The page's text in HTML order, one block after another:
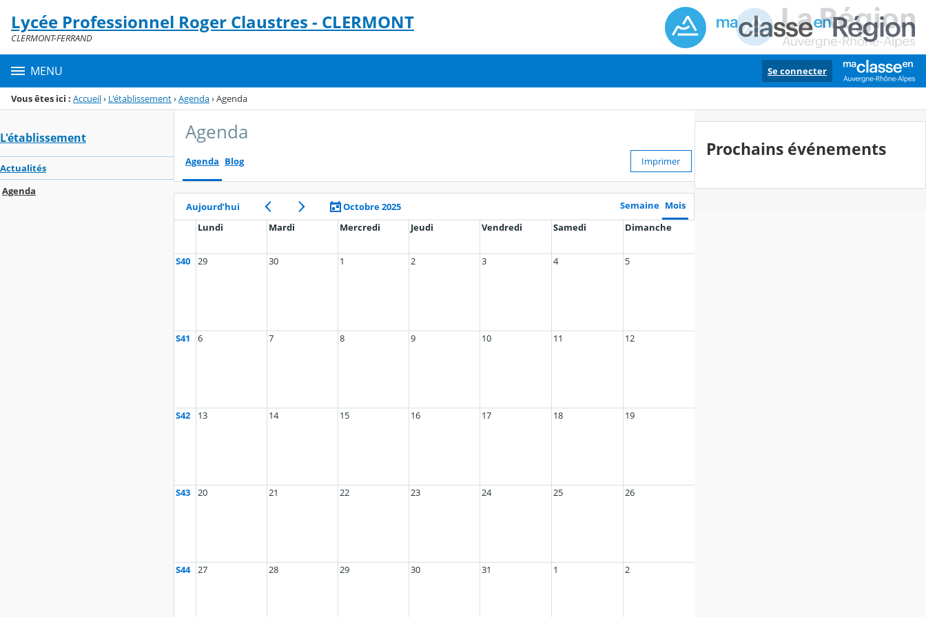
Menu de la rubrique
Contenu
Lycée Professionnel Roger Claustres - CLERMONT
CLERMONT-FERRAND
MENU Se connecter
Vous êtes ici : Accueil› L'établissement›Agenda›Agenda
L'établissement
Actualités
Agenda
Agenda
Agenda Blog Imprimer
Aujourd’hui Octobre 2025 Semaine Mois
Lundi
Mardi Mercredi Jeudi Vendredi Samedi Dimanche
S40 29 30 1 2 3 4 5
S41 6 7 8 9 10 11 12
S42 13 14 15 16 17 18 19
S43 20 21 22 23 24 25 26
S44 27 28 29 30 31 1 2
Prochains événements